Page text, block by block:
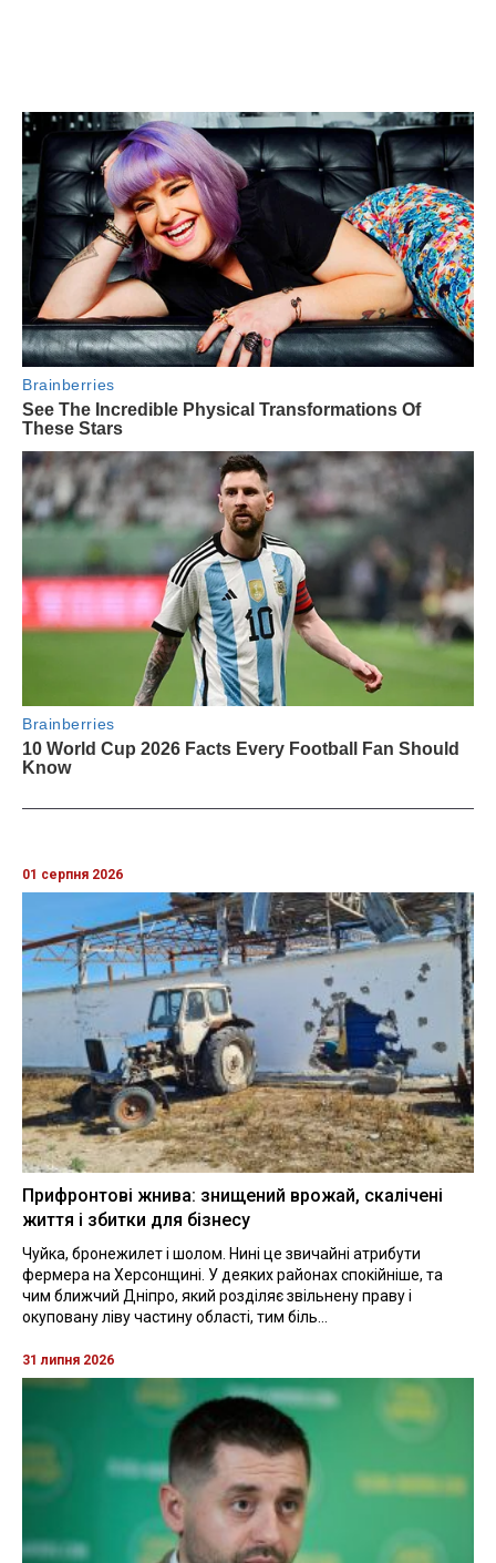
01 серпня 2026
Прифронтові жнива: знищений врожай, скалічені
життя і збитки для бізнесу
Чуйка, бронежилет і шолом. Нині це звичайні атрибути
фермера на Херсонщині. У деяких районах спокійніше, та
чим ближчий Дніпро, який розділяє звільнену праву і
окуповану ліву частину області, тим біль...
31 липня 2026